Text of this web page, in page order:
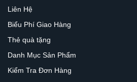
Liên Hệ
Biểu Phí Giao Hàng
Thẻ quà tặng
Danh Mục Sản Phẩm
Kiểm Tra Đơn Hàng